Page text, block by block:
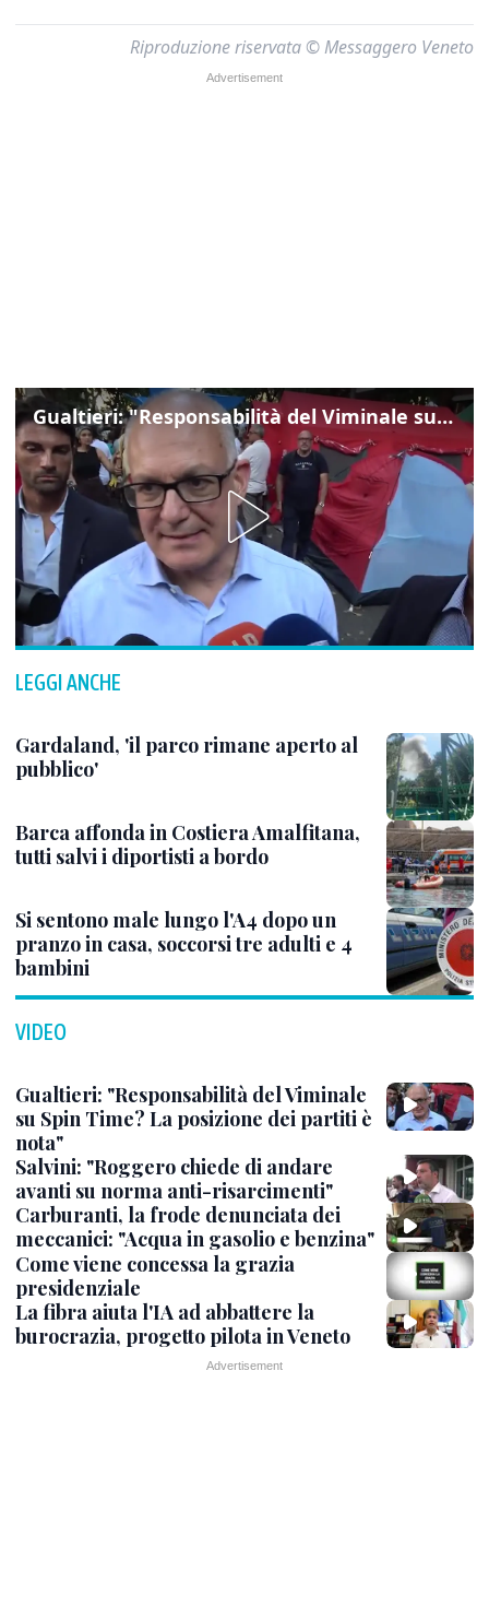
Riproduzione riservata © Messaggero Veneto
Gualtieri: "Responsabilità del Viminale su Spin Time? La posizione dei partiti è nota"
LEGGI ANCHE
Gardaland, 'il parco rimane aperto al
pubblico'
Barca affonda in Costiera Amalfitana,
tutti salvi i diportisti a bordo
Si sentono male lungo l'A4 dopo un
pranzo in casa, soccorsi tre adulti e 4
bambini
VIDEO
Gualtieri: "Responsabilità del Viminale
su Spin Time? La posizione dei partiti è
nota"
Salvini: "Roggero chiede di andare
avanti su norma anti-risarcimenti"
Carburanti, la frode denunciata dei
meccanici: "Acqua in gasolio e benzina"
Come viene concessa la grazia
presidenziale
La fibra aiuta l'IA ad abbattere la
burocrazia, progetto pilota in Veneto